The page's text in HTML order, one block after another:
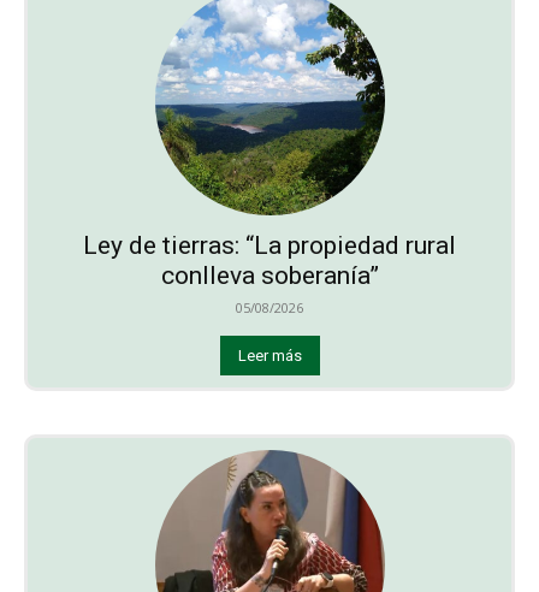
Ley de tierras: “La propiedad rural
conlleva soberanía”
05/08/2026
Leer más